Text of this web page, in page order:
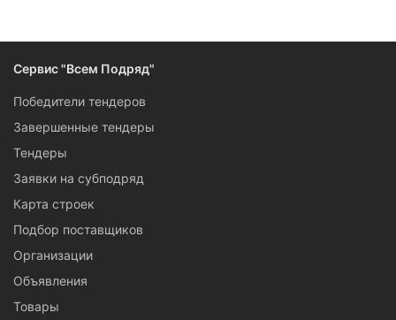
Сервис "Всем Подряд"
Победители тендеров
Завершенные тендеры
Тендеры
Заявки на субподряд
Карта строек
Подбор поставщиков
Организации
Объявления
Товары